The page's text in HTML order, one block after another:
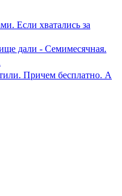
Если хватались за
дали - Семимесячная.
Причем бесплатно. А